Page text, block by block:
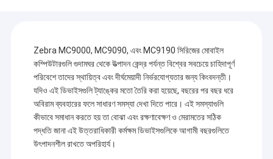
Zebra MC9000, MC9090, এবং MC9190 সিরিজের মোবাইল
কম্পিউটারগুলি গুদামঘর থেকে উত্পাদন কেন্দ্র পর্যন্ত বিশ্বের সবচেয়ে চাহিদাপূর্ণ
পরিবেশে তাদের স্থায়িত্ব এবং দীর্ঘমেয়াদী নির্ভরযোগ্যতার জন্য কিংবদন্তী।
যদিও এই ডিভাইসগুলি ট্যাঙ্কের মতো তৈরি করা হয়েছে, বছরের পর বছর ধরে
অবিরাম ব্যবহারের ফলে সাধারণ সমস্যা দেখা দিতে পারে। এই সমস্যাগুলি
কীভাবে সমাধান করতে হয় তা বোঝা এবং রক্ষণাবেক্ষণ ও মেরামতের সঠিক
পদ্ধতি জানা এই উত্তরাধিকারী কর্মক্ষম ডিভাইসগুলিকে আগামী বছরগুলিতে
উৎপাদনশীল রাখতে অপরিহার্য।